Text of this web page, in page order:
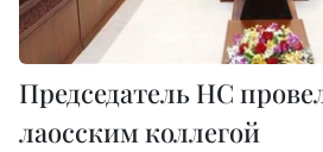
Председатель НС
лаосским коллегой